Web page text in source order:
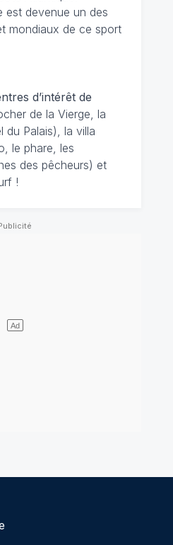
est devenue un des
mondiaux de ce sport
d’intérêt de
de la Vierge, la
du Palais), la villa
le phare, les
des pêcheurs) et
!